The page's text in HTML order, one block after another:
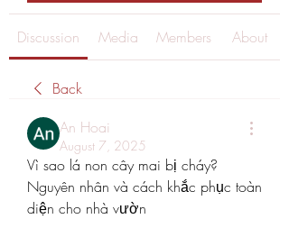
Discussion Media Members About
Back
An Hoai
August 7, 2025
Vì sao lá non cây mai bị cháy?
Nguyên nhân và cách khắc phục toàn
diện cho nhà vườn